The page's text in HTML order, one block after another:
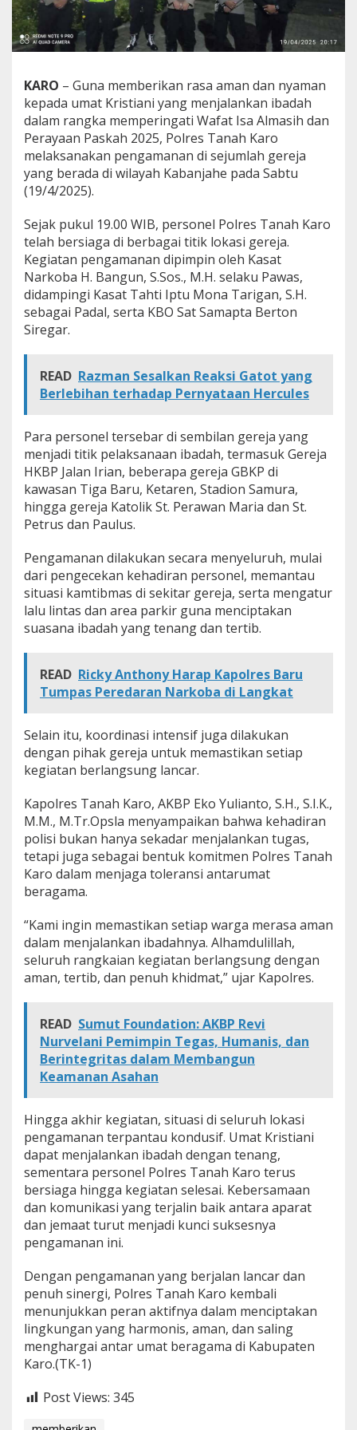
k
a
n
I
a
d
a
h
W
a
a
s
a
l
m
a
s
n
P
k
a
h
2
0
2
5
i
e
j
u
m
h
G
e
e
j
a
d
K
a
b
a
n
j
a
KARO – Guna memberikan rasa aman dan nyaman
kepada umat Kristiani yang menjalankan ibadah
dalam rangka memperingati Wafat Isa Almasih dan
Perayaan Paskah 2025, Polres Tanah Karo
melaksanakan pengamanan di sejumlah gereja
yang berada di wilayah Kabanjahe pada Sabtu
(19/4/2025).
Sejak pukul 19.00 WIB, personel Polres Tanah Karo
telah bersiaga di berbagai titik lokasi gereja.
Kegiatan pengamanan dipimpin oleh Kasat
Narkoba H. Bangun, S.Sos., M.H. selaku Pawas,
didampingi Kasat Tahti Iptu Mona Tarigan, S.H.
sebagai Padal, serta KBO Sat Samapta Berton
Siregar.
READ Razman Sesalkan Reaksi Gatot yang
Berlebihan terhadap Pernyataan Hercules
Para personel tersebar di sembilan gereja yang
menjadi titik pelaksanaan ibadah, termasuk Gereja
HKBP Jalan Irian, beberapa gereja GBKP di
kawasan Tiga Baru, Ketaren, Stadion Samura,
hingga gereja Katolik St. Perawan Maria dan St.
Petrus dan Paulus.
Pengamanan dilakukan secara menyeluruh, mulai
dari pengecekan kehadiran personel, memantau
situasi kamtibmas di sekitar gereja, serta mengatur
lalu lintas dan area parkir guna menciptakan
suasana ibadah yang tenang dan tertib.
READ Ricky Anthony Harap Kapolres Baru
Tumpas Peredaran Narkoba di Langkat
Selain itu, koordinasi intensif juga dilakukan
dengan pihak gereja untuk memastikan setiap
kegiatan berlangsung lancar.
Kapolres Tanah Karo, AKBP Eko Yulianto, S.H., S.I.K.,
M.M., M.Tr.Opsla menyampaikan bahwa kehadiran
polisi bukan hanya sekadar menjalankan tugas,
tetapi juga sebagai bentuk komitmen Polres Tanah
Karo dalam menjaga toleransi antarumat
beragama.
“Kami ingin memastikan setiap warga merasa aman
dalam menjalankan ibadahnya. Alhamdulillah,
seluruh rangkaian kegiatan berlangsung dengan
aman, tertib, dan penuh khidmat,” ujar Kapolres.
READ Sumut Foundation: AKBP Revi
Nurvelani Pemimpin Tegas, Humanis, dan
Berintegritas dalam Membangun
Keamanan Asahan
Hingga akhir kegiatan, situasi di seluruh lokasi
pengamanan terpantau kondusif. Umat Kristiani
dapat menjalankan ibadah dengan tenang,
sementara personel Polres Tanah Karo terus
bersiaga hingga kegiatan selesai. Kebersamaan
dan komunikasi yang terjalin baik antara aparat
dan jemaat turut menjadi kunci suksesnya
pengamanan ini.
Dengan pengamanan yang berjalan lancar dan
penuh sinergi, Polres Tanah Karo kembali
menunjukkan peran aktifnya dalam menciptakan
lingkungan yang harmonis, aman, dan saling
menghargai antar umat beragama di Kabupaten
Karo.(TK-1)
Post Views: 345